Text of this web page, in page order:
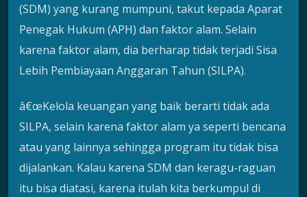
(SDM) yang kurang mumpuni, takut kepada Aparat
Penegak Hukum (APH) dan faktor alam. Selain
karena faktor alam, dia berharap tidak terjadi Sisa
Lebih Pembiayaan Anggaran Tahun (SILPA).
â€œKelola keuangan yang baik berarti tidak ada
SILPA, selain karena faktor alam ya seperti bencana
atau yang lainnya sehingga program itu tidak bisa
dijalankan. Kalau karena SDM dan keragu-raguan
itu bisa diatasi, karena itulah kita berkumpul di